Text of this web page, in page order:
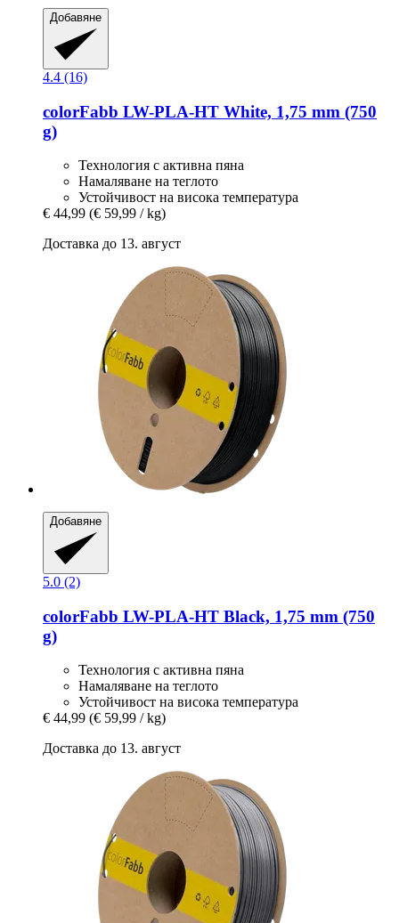
Добавяне
4.4 (16)
colorFabb LW-​PLA-​HT White, 1,75 mm (750
g)
Технология с активна пяна
Намаляване на теглото
Устойчивост на висока температура
€ 44,99 (€ 59,99 / kg)
Доставка до 13. август
Добавяне
5.0 (2)
colorFabb LW-​PLA-​HT Black, 1,75 mm (750
g)
Технология с активна пяна
Намаляване на теглото
Устойчивост на висока температура
€ 44,99 (€ 59,99 / kg)
Доставка до 13. август